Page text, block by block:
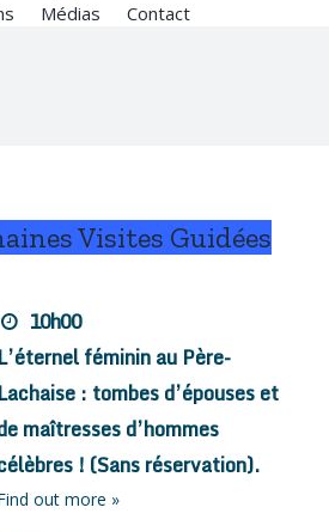
Médias Contact
Visites Guidées
10h00
L’éternel féminin au Père-
Lachaise : tombes d’épouses et
maîtresses d’hommes
! (Sans réservation).
out more »